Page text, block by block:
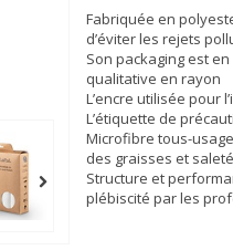
Fabriquée en
d’éviter les rejets
Son packaging est
qualitative en rayon
L’encre utilisée pour
L’étiquette de
Microfibre tous-
des graisses et
Structure et
plébiscité par les